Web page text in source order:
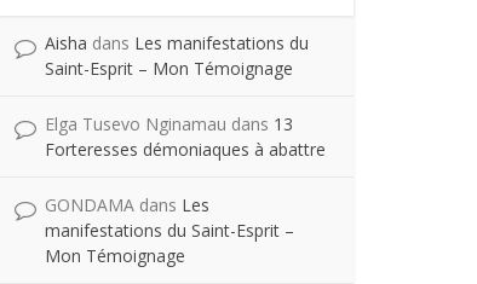
Aisha dans Les manifestations du
Saint-Esprit – Mon Témoignage
Elga Tusevo Nginamau dans 13
Forteresses démoniaques à abattre
GONDAMA dans Les
manifestations du Saint-Esprit –
Mon Témoignage